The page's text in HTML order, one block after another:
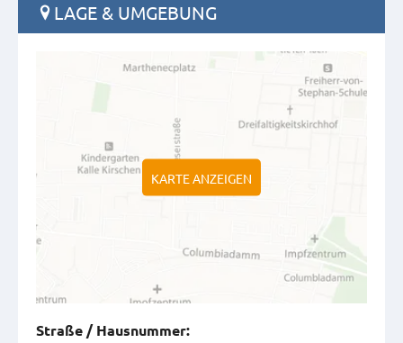
LAGE & UMGEBUNG
KARTE ANZEIGEN
Straße / Hausnummer: